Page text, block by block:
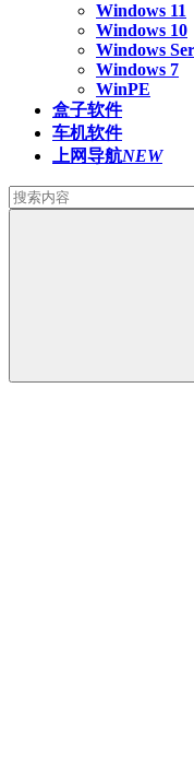
Windows 11
Windows 10
Windows
Windows 7
WinPE
盒子软件
车机软件
上网导航NEW